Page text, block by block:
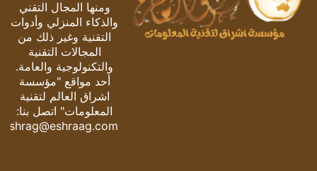
ومنها المجال التقني
والذكاء المنزلي وأدوات
التقنية وغير ذلك من
المجالات التقنية
والتكنولوجية والعامة.
أحد مواقع "مؤسسة
اشراق العالم لتقنية
المعلومات" اتصل بنا:
eshrag@eshraag.com